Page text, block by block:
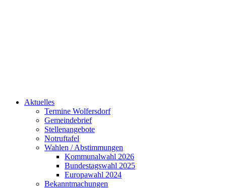
Aktuelles
Termine Wolfersdorf
Gemeindebrief
Stellenangebote
Notruftafel
Wahlen / Abstimmungen
Kommunalwahl 2026
Bundestagswahl 2025
Europawahl 2024
Bekanntmachungen